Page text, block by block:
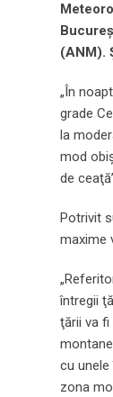
(ANM).
„În
grade
la
mod
de
Potrivit
maxime
întregii
ţării va fi
cu
zona